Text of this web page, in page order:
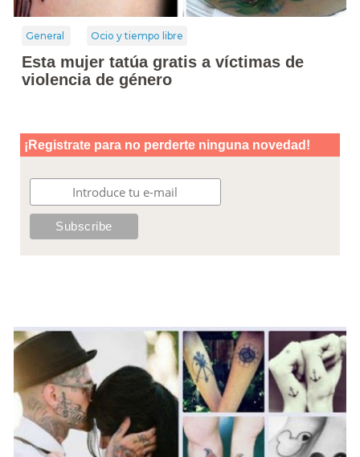
General Ocio y tiempo libre
Esta mujer tatúa gratis a víctimas de
violencia de género